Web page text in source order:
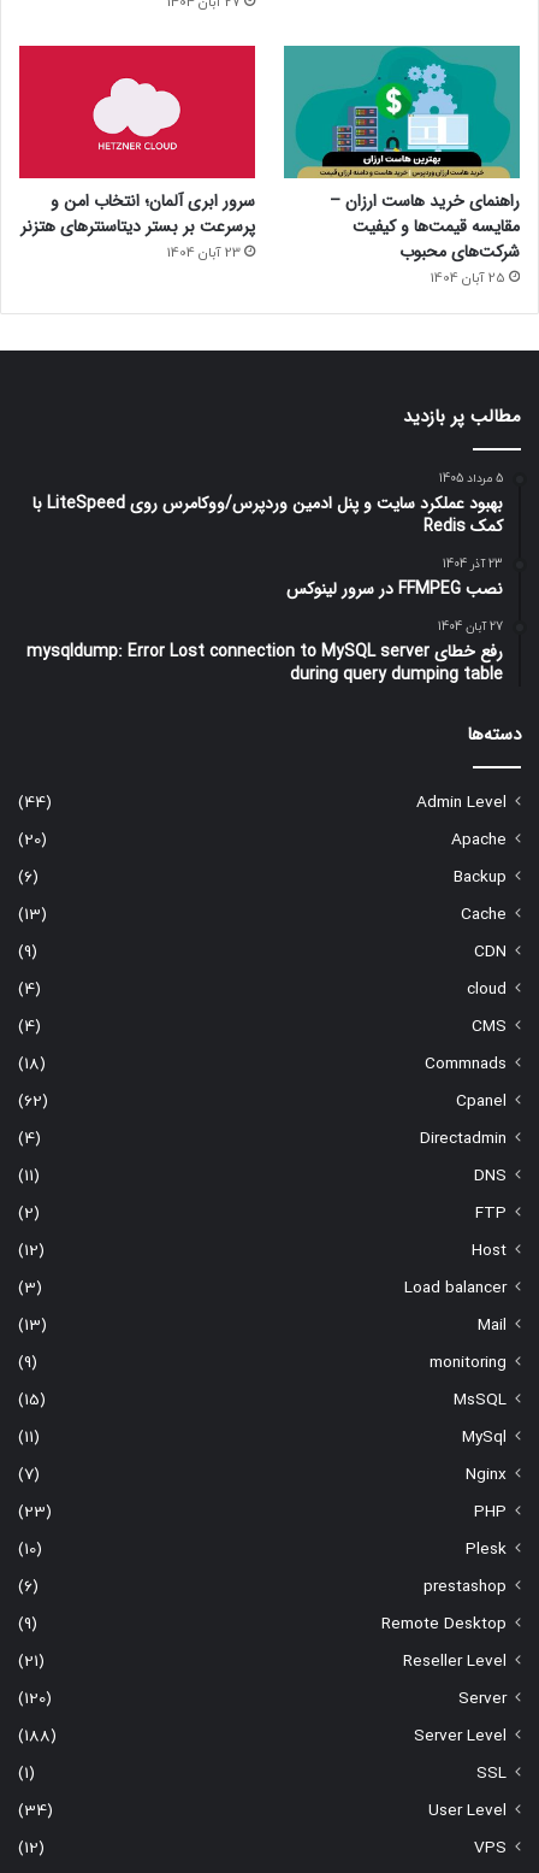
راهنمای خرید هاست ارزان –
مقایسه قیمت‌ها و کیفیت
شرکت‌های محبوب
25 آبان 1404
سرور ابری آلمان؛ انتخاب امن و
پرسرعت بر بستر دیتاسنترهای هتزنر
23 آبان 1404
مطالب پر بازدید
5 مرداد 1405
بهبود عملکرد سایت و پنل ادمین وردپرس/ووکامرس روی LiteSpeed با
کمک Redis
23 آذر 1404
نصب FFMPEG در سرور لینوکس
27 آبان 1404
رفع خطای mysqldump: Error Lost connection to MySQL server
during query dumping table
دسته‌ها
Admin Level
(44)
Apache
(20)
Backup
(6)
Cache
(13)
CDN
(9)
cloud
(4)
CMS
(4)
Commnads
(18)
Cpanel
(62)
Directadmin
(4)
DNS
(11)
FTP
(2)
Host
(12)
Load balancer
(3)
Mail
(13)
monitoring
(9)
MsSQL
(15)
MySql
(11)
Nginx
(7)
PHP
(23)
Plesk
(10)
prestashop
(6)
Remote Desktop
(9)
Reseller Level
(21)
Server
(120)
Server Level
(188)
SSL
(1)
User Level
(34)
VPS
(12)